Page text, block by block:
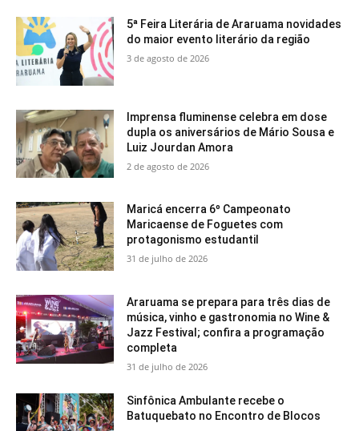
5ª Feira Literária de Araruama novidades
do maior evento literário da região
3 de agosto de 2026
Imprensa fluminense celebra em dose
dupla os aniversários de Mário Sousa e
Luiz Jourdan Amora
2 de agosto de 2026
Maricá encerra 6º Campeonato
Maricaense de Foguetes com
protagonismo estudantil
31 de julho de 2026
Araruama se prepara para três dias de
música, vinho e gastronomia no Wine &
Jazz Festival; confira a programação
completa
31 de julho de 2026
Sinfônica Ambulante recebe o
Batuquebato no Encontro de Blocos